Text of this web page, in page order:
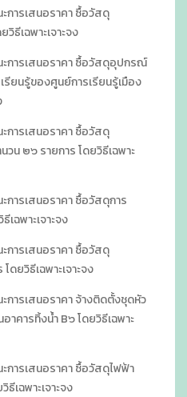
ารเสนอราคา ซื้อวัสดุ
ธีเฉพาะเจาะจง
การเสนอราคา ซื้อวัสดุอุปกรณ์
รียนรู้ของศูนย์การเรียนรู้เมือง
ารเสนอราคา ซื้อวัสดุ
น ๒๖ รายการ โดยวิธีเฉพาะ
ารเสนอราคา ซื้อวัสดุการ
เฉพาะเจาะจง
ารเสนอราคา ซื้อวัสดุ
ดยวิธีเฉพาะเจาะจง
ารเสนอราคา จ้างติดตั้งชุดหัว
าคารทิ้งน้ำ B๖ โดยวิธีเฉพาะ
ารเสนอราคา ซื้อวัสดุไฟฟ้า
เฉพาะเจาะจง